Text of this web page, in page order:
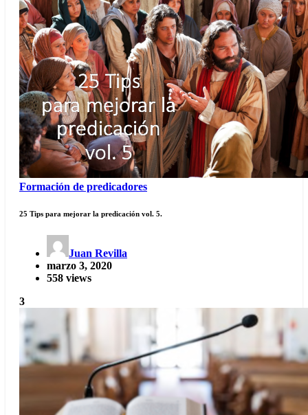
Formación de predicadores
25 Tips para mejorar la predicación vol. 5.
Juan Revilla
marzo 3, 2020
558 views
3